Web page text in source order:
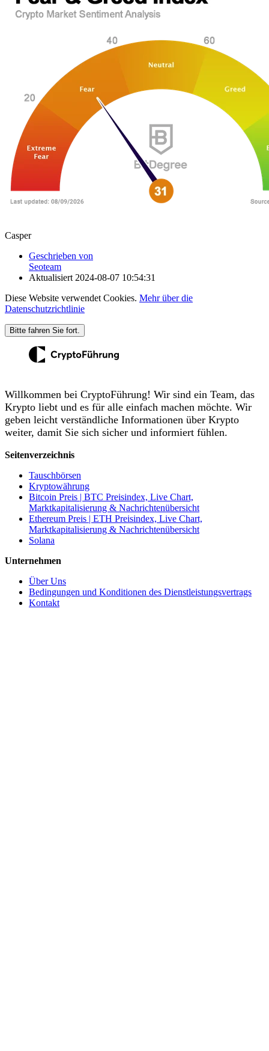
Casper
Geschrieben von
Seoteam
Aktualisiert2024-08-07 10:54:31
Diese Website verwendet Cookies. Mehr über die
Datenschutzrichtlinie
Bitte fahren Sie fort.
Willkommen bei CryptoFührung! Wir sind ein Team, das
Krypto liebt und es für alle einfach machen möchte. Wir
geben leicht verständliche Informationen über Krypto
weiter, damit Sie sich sicher und informiert fühlen.
Seitenverzeichnis
Tauschbörsen
Kryptowährung
Bitcoin Preis | BTC Preisindex, Live Chart,
Marktkapitalisierung & Nachrichtenübersicht
Ethereum Preis | ETH Preisindex, Live Chart,
Marktkapitalisierung & Nachrichtenübersicht
Solana
Unternehmen
Über Uns
Bedingungen und Konditionen des Dienstleistungsvertrags
Kontakt